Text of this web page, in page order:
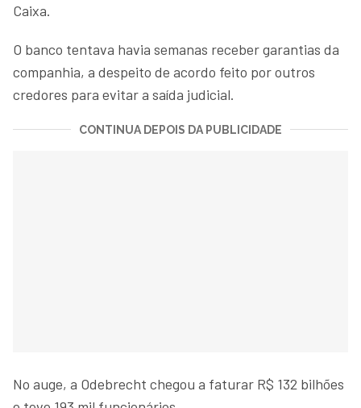
Caixa.
O banco tentava havia semanas receber garantias da
companhia, a despeito de acordo feito por outros
credores para evitar a saída judicial.
CONTINUA DEPOIS DA PUBLICIDADE
No auge, a Odebrecht chegou a faturar R$ 132 bilhões